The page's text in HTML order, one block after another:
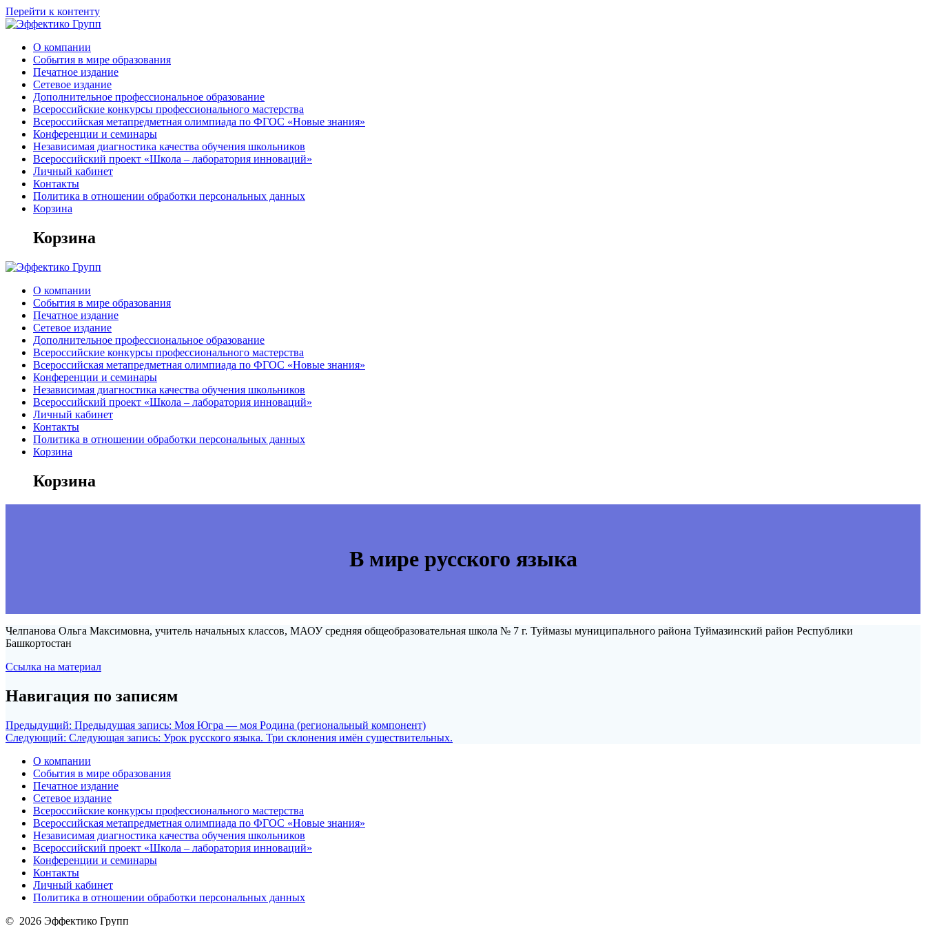
Перейти к контенту
О компании
События в мире образования
Печатное издание
Сетевое издание
Дополнительное профессиональное образование
Всероссийские конкурсы профессионального мастерства
Всероссийская метапредметная олимпиада по ФГОС «Новые знания»
Конференции и семинары
Независимая диагностика качества обучения школьников
Всероссийский проект «Школа – лаборатория инноваций»
Личный кабинет
Контакты
Политика в отношении обработки персональных данных
Корзина
Корзина
О компании
События в мире образования
Печатное издание
Сетевое издание
Дополнительное профессиональное образование
Всероссийские конкурсы профессионального мастерства
Всероссийская метапредметная олимпиада по ФГОС «Новые знания»
Конференции и семинары
Независимая диагностика качества обучения школьников
Всероссийский проект «Школа – лаборатория инноваций»
Личный кабинет
Контакты
Политика в отношении обработки персональных данных
Корзина
Корзина
В мире русского языка
Челпанова Ольга Максимовна, учитель начальных классов, МАОУ средняя общеобразовательная школа № 7 г. Туймазы муниципального района Туймазинский район Республики
Башкортостан
Ссылка на материал
Навигация по записям
Предыдущий: Предыдущая запись: Моя Югра — моя Родина (региональный компонент)
Следующий: Следующая запись: Урок русского языка. Три склонения имён существительных.
О компании
События в мире образования
Печатное издание
Сетевое издание
Всероссийские конкурсы профессионального мастерства
Всероссийская метапредметная олимпиада по ФГОС «Новые знания»
Независимая диагностика качества обучения школьников
Всероссийский проект «Школа – лаборатория инноваций»
Конференции и семинары
Контакты
Личный кабинет
Политика в отношении обработки персональных данных
© 2026 Эффектико Групп